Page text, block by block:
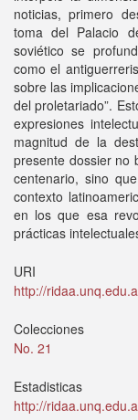
noticias, primero
toma del Palacio
soviético se
como el
sobre las
del proletariado”.
expresiones
magnitud de la
presente dossier no
centenario, sino
contexto
en los que esa
prácticas
URI
http://
Colecciones
No. 21
Estadisticas
http://